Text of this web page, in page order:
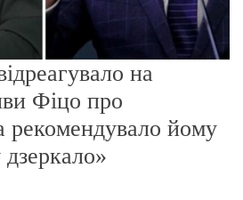
на
Фіцо про
рекомендувало йому